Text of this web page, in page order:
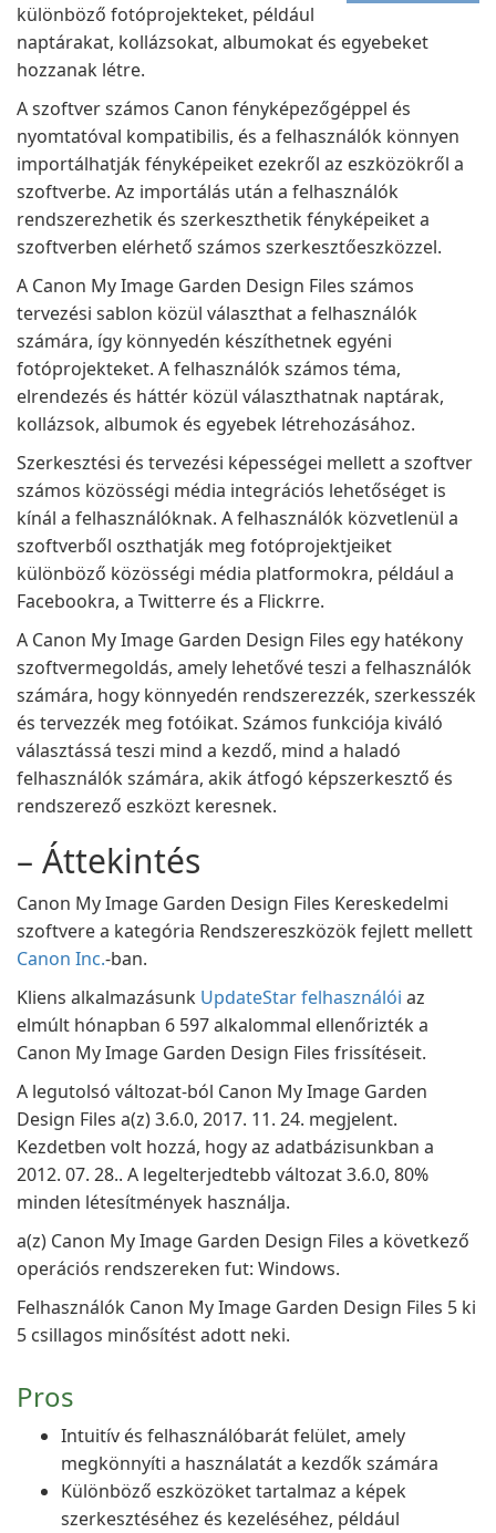
különböző fotóprojekteket, például
naptárakat, kollázsokat, albumokat és egyebeket
hozzanak létre.
A szoftver számos Canon fényképezőgéppel és
nyomtatóval kompatibilis, és a felhasználók könnyen
importálhatják fényképeiket ezekről az eszközökről a
szoftverbe. Az importálás után a felhasználók
rendszerezhetik és szerkeszthetik fényképeiket a
szoftverben elérhető számos szerkesztőeszközzel.
A Canon My Image Garden Design Files számos
tervezési sablon közül választhat a felhasználók
számára, így könnyedén készíthetnek egyéni
fotóprojekteket. A felhasználók számos téma,
elrendezés és háttér közül választhatnak naptárak,
kollázsok, albumok és egyebek létrehozásához.
Szerkesztési és tervezési képességei mellett a szoftver
számos közösségi média integrációs lehetőséget is
kínál a felhasználóknak. A felhasználók közvetlenül a
szoftverből oszthatják meg fotóprojektjeiket
különböző közösségi média platformokra, például a
Facebookra, a Twitterre és a Flickrre.
A Canon My Image Garden Design Files egy hatékony
szoftvermegoldás, amely lehetővé teszi a felhasználók
számára, hogy könnyedén rendszerezzék, szerkesszék
és tervezzék meg fotóikat. Számos funkciója kiváló
választássá teszi mind a kezdő, mind a haladó
felhasználók számára, akik átfogó képszerkesztő és
rendszerező eszközt keresnek.
– Áttekintés
Canon My Image Garden Design Files Kereskedelmi
szoftvere a kategória Rendszereszközök fejlett mellett
Canon Inc.-ban.
Kliens alkalmazásunk UpdateStar felhasználói az
elmúlt hónapban 6 597 alkalommal ellenőrizték a
Canon My Image Garden Design Files frissítéseit.
A legutolsó változat-ból Canon My Image Garden
Design Files a(z) 3.6.0, 2017. 11. 24. megjelent.
Kezdetben volt hozzá, hogy az adatbázisunkban a
2012. 07. 28.. A legelterjedtebb változat 3.6.0, 80%
minden létesítmények használja.
a(z) Canon My Image Garden Design Files a következő
operációs rendszereken fut: Windows.
Felhasználók Canon My Image Garden Design Files 5 ki
5 csillagos minősítést adott neki.
Pros
Intuitív és felhasználóbarát felület, amely
megkönnyíti a használatát a kezdők számára
Különböző eszközöket tartalmaz a képek
szerkesztéséhez és kezeléséhez, például